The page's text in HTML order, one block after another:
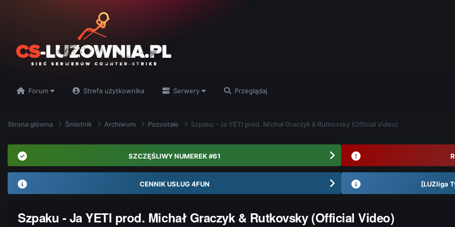
Forum Strefa użytkownika Serwery Przeglądaj
Strona główna Śmietnik Archiwum Pozostałe Szpaku - Ja YETI prod. Michał Graczyk & Rutkovsky (Official Video)
SZCZĘŚLIWY NUMEREK #61
CENNIK USŁUG 4FUN [LUZliga
Szpaku - Ja YETI prod. Michał Graczyk & Rutkovsky (Official Video)